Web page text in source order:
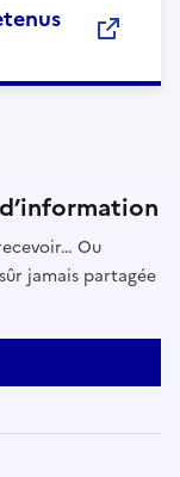
Ou
jamais partagée